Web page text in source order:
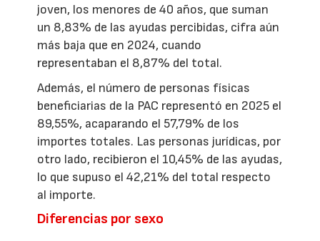
joven, los menores de 40 años, que suman
un 8,83% de las ayudas percibidas, cifra aún
más baja que en 2024, cuando
representaban el 8,87% del total.
Además, el número de personas físicas
beneficiarias de la PAC representó en 2025 el
89,55%, acaparando el 57,79% de los
importes totales. Las personas jurídicas, por
otro lado, recibieron el 10,45% de las ayudas,
lo que supuso el 42,21% del total respecto
al importe.
Diferencias por sexo